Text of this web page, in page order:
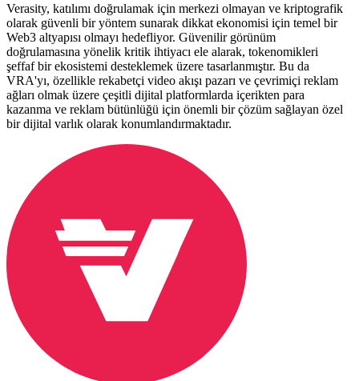
Verasity, katılımı doğrulamak için merkezi olmayan ve kriptografik
olarak güvenli bir yöntem sunarak dikkat ekonomisi için temel bir
Web3 altyapısı olmayı hedefliyor. Güvenilir görünüm
doğrulamasına yönelik kritik ihtiyacı ele alarak, tokenomikleri
şeffaf bir ekosistemi desteklemek üzere tasarlanmıştır. Bu da
VRA'yı, özellikle rekabetçi video akışı pazarı ve çevrimiçi reklam
ağları olmak üzere çeşitli dijital platformlarda içerikten para
kazanma ve reklam bütünlüğü için önemli bir çözüm sağlayan özel
bir dijital varlık olarak konumlandırmaktadır.